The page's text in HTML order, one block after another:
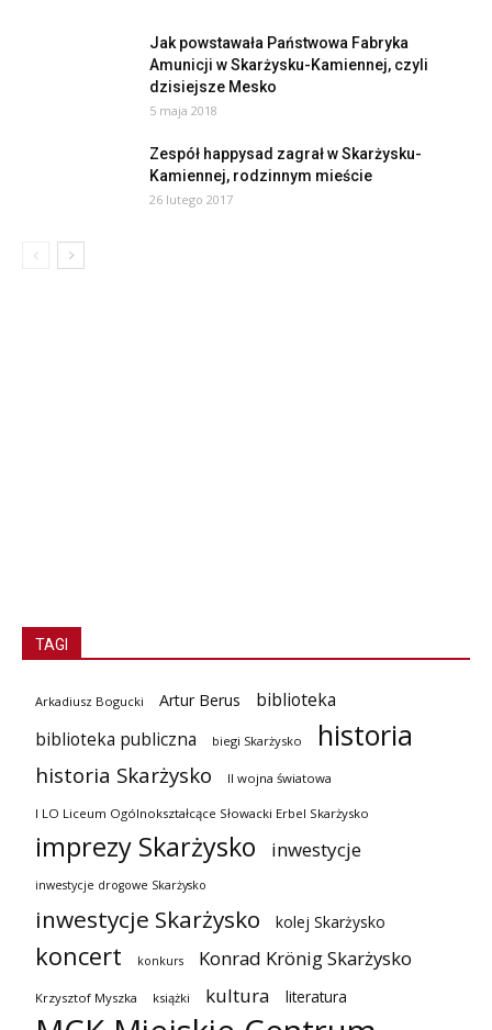
Jak powstawała Państwowa Fabryka
Amunicji w Skarżysku-Kamiennej, czyli
dzisiejsze Mesko
5 maja 2018
Zespół happysad zagrał w Skarżysku-
Kamiennej, rodzinnym mieście
26 lutego 2017
TAGI
Arkadiusz Bogucki Artur Berus
biblioteka
biblioteka publiczna
biegi Skarżysko historia
historia Skarżysko II wojna światowa
I LO Liceum Ogólnokształcące Słowacki Erbel Skarżysko
imprezy Skarżysko inwestycje
inwestycje drogowe Skarżysko
inwestycje Skarżysko kolej Skarżysko
koncert konkurs Konrad Krönig Skarżysko
Krzysztof Myszka książki kultura literatura